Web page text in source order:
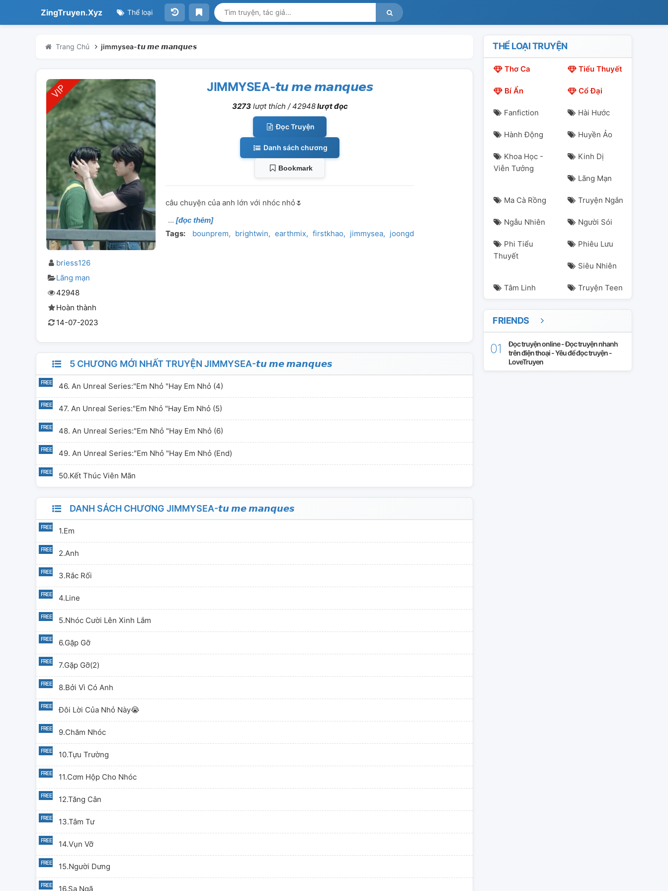
ZingTruyen.Xyz Thể loại
Trang Chủ jimmysea-𝙩𝙪 𝙢𝙚 𝙢𝙖𝙣𝙦𝙪𝙚𝙨
briess126
Lãng mạn
42948
Hoàn thành
14-07-2023
JIMMYSEA-𝙩𝙪 𝙢𝙚 𝙢𝙖𝙣𝙦𝙪𝙚𝙨
3273lượt thích /42948lượt đọc
Đọc Truyện
Danh sách chương
Bookmark
câu chuyện của anh lớn với nhóc nhỏ🌷
[đọc thêm]
Tags: bounprem brightwin earthmix firstkhao jimmysea joongdunk
5 CHƯƠNG MỚI NHẤT TRUYỆN JIMMYSEA-𝙩𝙪 𝙢𝙚 𝙢𝙖𝙣𝙦𝙪𝙚𝙨
46. An Unreal Series:"em Nhỏ "hay Em Nhỏ (4)
47. An Unreal Series:"em Nhỏ "hay Em Nhỏ (5)
48. An Unreal Series:"em Nhỏ "hay Em Nhỏ (6)
49. An Unreal Series:"em Nhỏ "hay Em Nhỏ (end)
50.kết Thúc Viên Mãn
DANH SÁCH CHƯƠNG JIMMYSEA-𝙩𝙪 𝙢𝙚 𝙢𝙖𝙣𝙦𝙪𝙚𝙨
1.em
2.anh
3.rắc Rối
4.line
5.nhóc Cười Lên Xinh Lắm
6.gặp Gỡ
7.gặp Gỡ(2)
8.bởi Vì Có Anh
Đôi Lời Của Nhỏ Này😭
9.chăm Nhóc
10.tựu Trường
11.cơm Hộp Cho Nhóc
12.tăng Cân
13.tâm Tư
14.vụn Vỡ
15.người Dưng
16.sa Ngã
THỂ LOẠI TRUYỆN
Thơ Ca Tiểu Thuyết
Bí Ẩn Cổ Đại
Fanfiction Hài Hước
Hành Động Huyền Ảo
Khoa Học -
Viễn Tưởng
Kinh Dị
Lãng Mạn
Ma Cà Rồng Truyện Ngắn
Ngẫu Nhiên Người Sói
Phi Tiểu
Thuyết
Phiêu Lưu
Siêu Nhiên
Tâm Linh Truyện Teen
FRIENDS
Đọc truyện online - Đọc truyện nhanh
trên điện thoại - Yêu để đọc truyện -
LoveTruyen